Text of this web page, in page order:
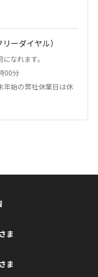
リーダイヤル）
なれます。
00分
年始の弊社休業日は休
ま
ま